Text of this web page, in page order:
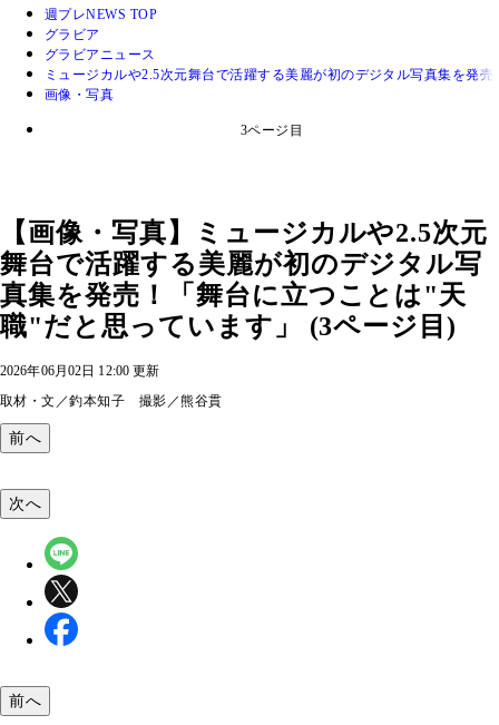
週プレNEWS TOP
グラビア
グラビアニュース
ミュージカルや2.5次元舞台で活躍する美麗が初のデジタル写真集を発
画像・写真
3ページ目
【画像・写真】ミュージカルや2.5次元
舞台で活躍する美麗が初のデジタル写
真集を発売！「舞台に立つことは"天
職"だと思っています」 (3ページ目)
2026年06月02日 12:00 更新
取材・文／釣本知子 撮影／熊谷貫
前へ
次へ
前へ